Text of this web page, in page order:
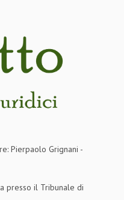
Pierpaolo Grignani -
presso il Tribunale di